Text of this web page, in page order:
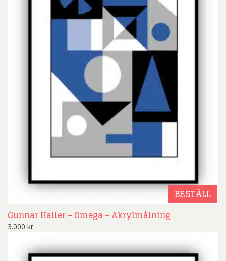
BESTÄLL
Gunnar Haller – Omega – Akrylmålning
3.000 kr